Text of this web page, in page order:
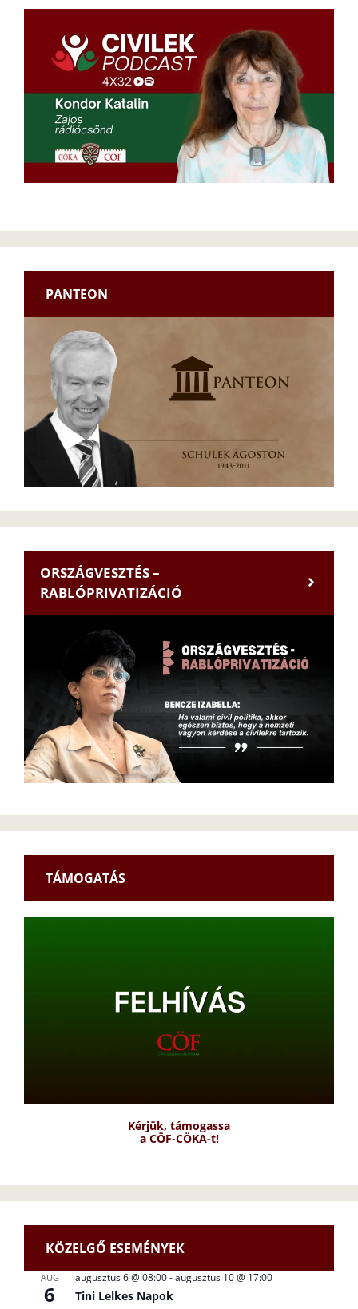
PANTEON
ORSZÁGVESZTÉS –
RABLÓPRIVATIZÁCIÓ
TÁMOGATÁS
Kérjük, támogassa
a CÖF-CÖKA-t!
KÖZELGŐ ESEMÉNYEK
AUG
6
augusztus 6 @ 08:00-augusztus 10 @ 17:00
Tini Lelkes Napok